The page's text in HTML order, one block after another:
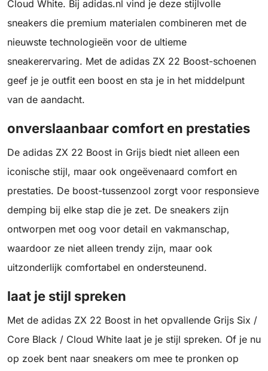
Cloud White. Bij adidas.nl vind je deze stijlvolle
sneakers die premium materialen combineren met de
nieuwste technologieën voor de ultieme
sneakerervaring. Met de adidas ZX 22 Boost-schoenen
geef je je outfit een boost en sta je in het middelpunt
van de aandacht.
onverslaanbaar comfort en prestaties
De adidas ZX 22 Boost in Grijs biedt niet alleen een
iconische stijl, maar ook ongeëvenaard comfort en
prestaties. De boost-tussenzool zorgt voor responsieve
demping bij elke stap die je zet. De sneakers zijn
ontworpen met oog voor detail en vakmanschap,
waardoor ze niet alleen trendy zijn, maar ook
uitzonderlijk comfortabel en ondersteunend.
laat je stijl spreken
Met de adidas ZX 22 Boost in het opvallende Grijs Six /
Core Black / Cloud White laat je je stijl spreken. Of je nu
op zoek bent naar sneakers om mee te pronken op